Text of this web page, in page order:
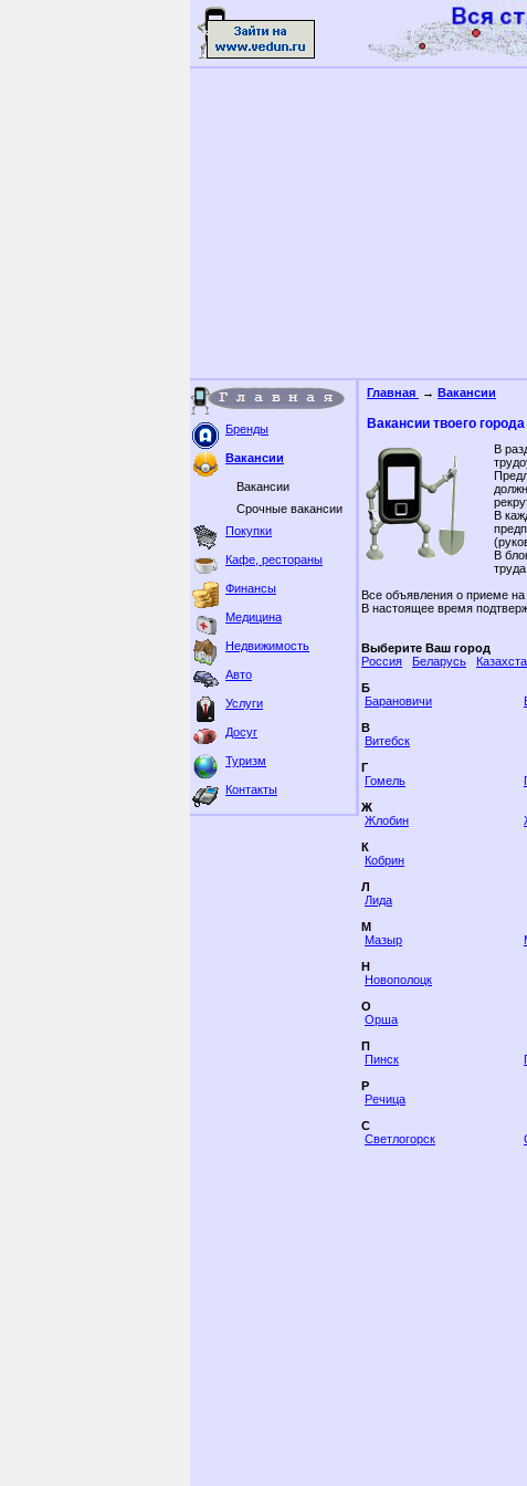
Бренды
Вакансии
Вакансии
Срочные вакансии
Покупки
Кафе, рестораны
Финансы
Медицина
Недвижимость
Авто
Услуги
Досуг
Туризм
Контакты
Главная → Вакансии
Вакансии твоего города
В
В
В
Все объявления о приеме на
В настоящее время
Выберите Ваш город
Россия
Беларусь
Б
Барановичи
В
Витебск
Г
Гомель
Ж
Жлобин
К
Кобрин
Л
Лида
М
Мазыр
Н
Новополоцк
О
Орша
П
Пинск
Р
Речица
С
Светлогорск